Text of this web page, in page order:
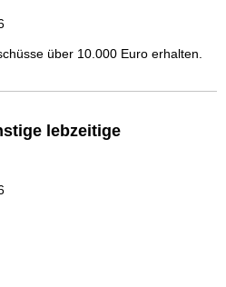
über 10.000 Euro erhalten.
lebzeitige